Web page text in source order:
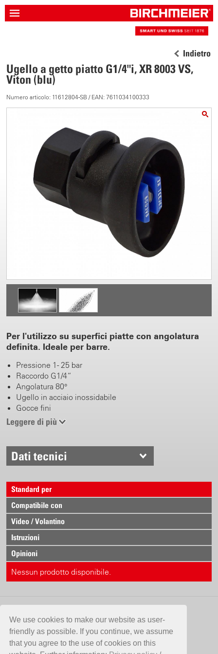
We use cookies to make our website as user-
friendly as possible. If you continue, we assume
that you agree to the use of cookies on this
Indietro
Ugello a getto piatto G1/4"i, XR 8003 VS,
Viton (blu)
Numero articolo: 11612804-SB / EAN: 7611034100333
Per l'utilizzo su superfici piatte con angolatura
definita. Ideale per barre.
Pressione 1 - 25 bar
Raccordo G1/4“
Angolatura 80°
Ugello in acciaio inossidabile
Gocce fini
Filtro integrato
Ideale per superfici piatte
Portata
1.0 bar = 0.68 l/min.
1.5 bar = 0.84 l/min.
2.0 bar = 0.97 l/min.
3.0 bar = 1.18 l/min.
4.0 bar = 1.37 l/min.
Leggere di più
Dati tecnici
Standard per
Compatibile con
Video / Volantino
Istruzioni
Opinioni
Nessun prodotto disponibile.
CONTATTO
Birchmeier Sprühtechnik AG
Im Stetterfeld 1